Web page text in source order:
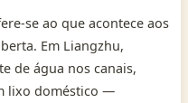
se ao que acontece aos
Em Liangzhu,
de água nos canais,
lixo doméstico —